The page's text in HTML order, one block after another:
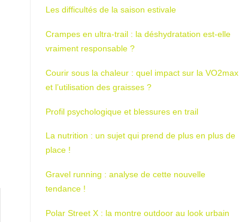
Les difficultés de la saison estivale
Crampes en ultra-trail : la déshydratation est-elle
vraiment responsable ?
Courir sous la chaleur : quel impact sur la VO2max
et l’utilisation des graisses ?
Profil psychologique et blessures en trail
La nutrition : un sujet qui prend de plus en plus de
place !
Gravel running : analyse de cette nouvelle
tendance !
Polar Street X : la montre outdoor au look urbain